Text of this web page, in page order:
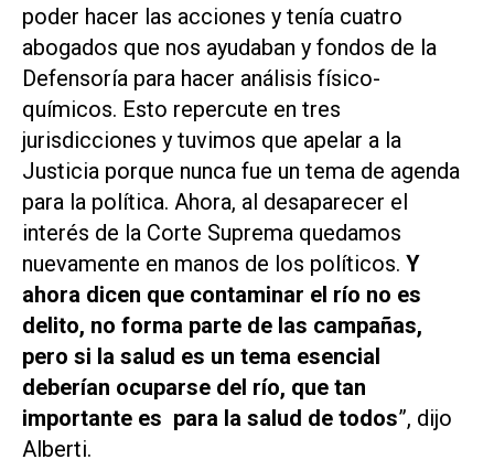
poder hacer las acciones y tenía cuatro
abogados que nos ayudaban y fondos de la
Defensoría para hacer análisis físico-
químicos. Esto repercute en tres
jurisdicciones y tuvimos que apelar a la
Justicia porque nunca fue un tema de agenda
para la política. Ahora, al desaparecer el
interés de la Corte Suprema quedamos
nuevamente en manos de los políticos. Y
ahora dicen que contaminar el río no es
delito, no forma parte de las campañas,
pero si la salud es un tema esencial
deberían ocuparse del río, que tan
importante es para la salud de todos”, dijo
Alberti.